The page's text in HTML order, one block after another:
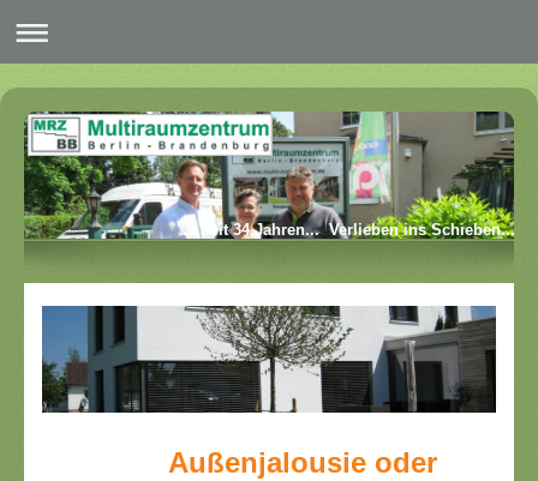
... seit 34 Jahren... Verlieben ins Schieben...
Außenjalousie oder